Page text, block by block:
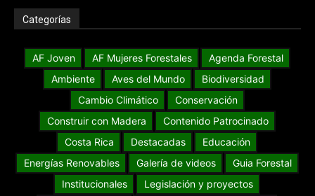
Categorías
AF Joven AF Mujeres Forestales
Agenda Forestal
Ambiente
Aves del Mundo
Biodiversidad
Cambio Climático
Conservación
Construir con Madera
Contenido Patrocinado
Costa Rica
Destacadas
Educación
Energías Renovables
Galería de videos
Guia Forestal
Institucionales
Legislación y proyectos